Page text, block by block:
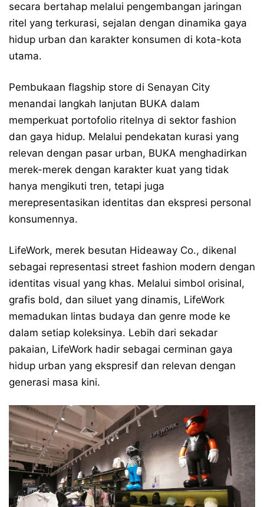
secara bertahap melalui pengembangan jaringan
ritel yang terkurasi, sejalan dengan dinamika gaya
hidup urban dan karakter konsumen di kota-kota
utama.
Pembukaan flagship store di Senayan City
menandai langkah lanjutan BUKA dalam
memperkuat portofolio ritelnya di sektor fashion
dan gaya hidup. Melalui pendekatan kurasi yang
relevan dengan pasar urban, BUKA menghadirkan
merek-merek dengan karakter kuat yang tidak
hanya mengikuti tren, tetapi juga
merepresentasikan identitas dan ekspresi personal
konsumennya.
LifeWork, merek besutan Hideaway Co., dikenal
sebagai representasi street fashion modern dengan
identitas visual yang khas. Melalui simbol orisinal,
grafis bold, dan siluet yang dinamis, LifeWork
memadukan lintas budaya dan genre mode ke
dalam setiap koleksinya. Lebih dari sekadar
pakaian, LifeWork hadir sebagai cerminan gaya
hidup urban yang ekspresif dan relevan dengan
generasi masa kini.